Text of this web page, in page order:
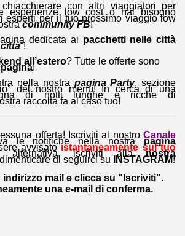
con altri viaggiatori per
esperienze low cost o hai bisogno
esperti per il tuo prossimo viaggio low
community FB!
dedicata ai pacchetti nelle città
“!
all’estero? Tutte le offerte sono
!
nella nostra pagina Party, sezione
del nostro menu! In cerca di una
di notti lunghe e ricche di
raccolta fa al caso tuo!
offerta! Iscriviti al nostro Canale
le notifiche nella nostrapagina
avvisato istantaneamente sul tuo
iscriviti allanostra
di seguirci su INSTAGRAM!
indirizzo mail e clicca su "Iscriviti".
una e-mail di conferma.